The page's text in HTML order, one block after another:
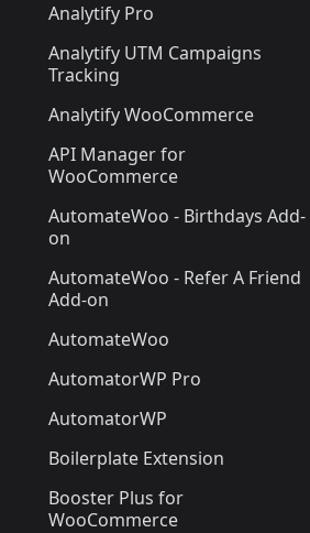
Analytify Pro
Analytify UTM Campaigns
Tracking
Analytify WooCommerce
API Manager for
WooCommerce
AutomateWoo - Birthdays Add-
on
AutomateWoo - Refer A Friend
Add-on
AutomateWoo
AutomatorWP Pro
AutomatorWP
Boilerplate Extension
Booster Plus for
WooCommerce